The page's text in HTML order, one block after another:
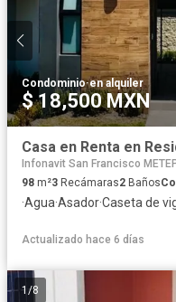
Condominio·en alquiler
$ 18,500 MXN
Casa en Renta en
Infonavit San Francisco
98 m²3 Recámaras2 Baños
·Agua·Asador·Caseta de
Actualizado hace 6 días
1 /8